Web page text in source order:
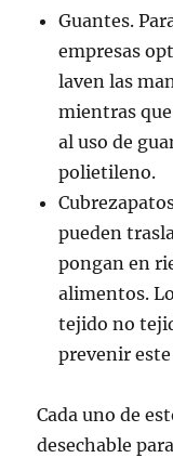
Guantes.
empresas
laven las
mientras
al uso de
polietileno.
pueden
pongan en
alimentos.
tejido no
prevenir
Cada uno de
desechable